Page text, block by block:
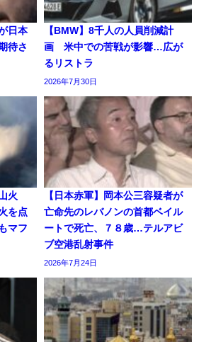
日本
待さ
【BMW】8千人の人員削減計
画 米中での苦戦が影響…広が
るリストラ
2026年7月30日
火
を点
マフ
【日本赤軍】岡本公三容疑者が
亡命先のレバノンの首都ベイル
ートで死亡、７８歳…テルアビ
ブ空港乱射事件
2026年7月24日